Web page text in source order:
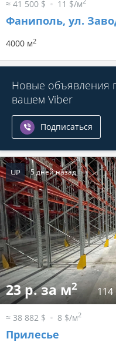
≈ 41 500 $ 11 $/м
Фаниполь, ул.
4000 м2
Новые объявления
вашем Viber
Подписаться
UP 5 дней назад
23 р. за м2 114
≈ 38 882 $ 8 $/м2
Прилесье